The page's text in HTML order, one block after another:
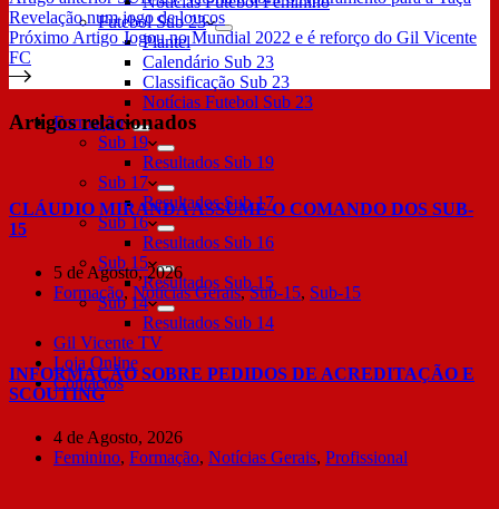
Futebol Sub 23
Plantel
Calendário Sub 23
Classificação Sub 23
Notícias Futebol Sub 23
Formação
Sub 19
Resultados Sub 19
Sub 17
Resultados Sub 17
Sub 16
Resultados Sub 16
Sub 15
Resultados Sub 15
Sub 14
Resultados Sub 14
Gil Vicente TV
Loja Online
Contactos
Revelação num jogo de loucos
Próximo Artigo Jogou no Mundial 2022 e é reforço do Gil Vicente
FC
Artigos relacionados
CLÁUDIO MIRANDA ASSUME O COMANDO DOS SUB-
15
5 de Agosto, 2026
Formação,Notícias Gerais,Sub-15, Sub-15
INFORMAÇÃO SOBRE PEDIDOS DE ACREDITAÇÃO E
SCOUTING
4 de Agosto, 2026
Feminino, Formação, Notícias Gerais, Profissional